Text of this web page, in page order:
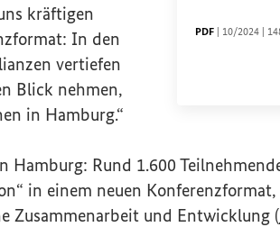
DATEITYP
PDF | 10/2024 |
kräftigen
In den
vertiefen
Blick nehmen,
in Hamburg.“
Hamburg: Rund 1.600
in einem neuen Konferenzformat,
Zusammenarbeit und Entwicklung (